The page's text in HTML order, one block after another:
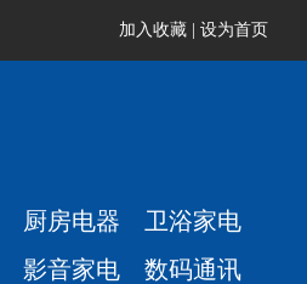
加入收藏 设为首页
厨房电器
卫浴家电
影音家电 数码通讯